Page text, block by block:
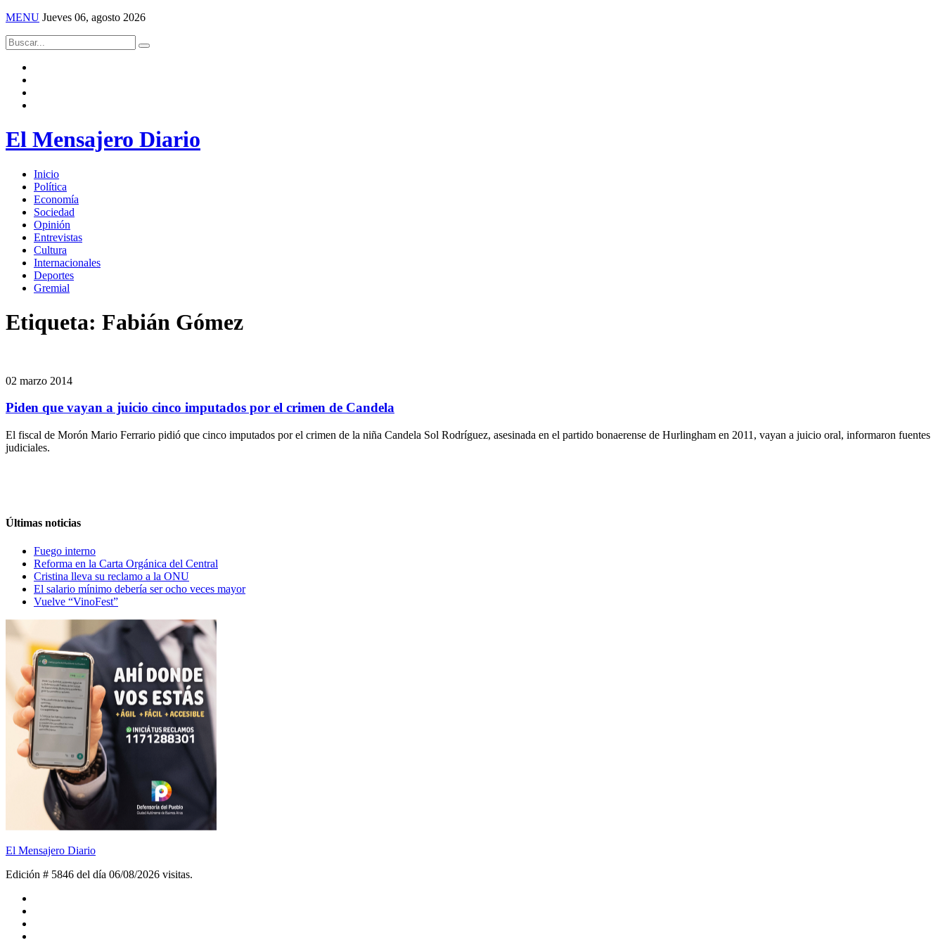
MENU Jueves 06, agosto 2026
El Mensajero Diario
Inicio
Política
Economía
Sociedad
Opinión
Entrevistas
Cultura
Internacionales
Deportes
Gremial
Etiqueta: Fabián Gómez
02 marzo 2014
Piden que vayan a juicio cinco imputados por el crimen de Candela
El fiscal de Morón Mario Ferrario pidió que cinco imputados por el crimen de la niña Candela Sol Rodríguez, asesinada en el partido bonaerense de Hurlingham en 2011, vayan a juicio oral, informaron fuentes
judiciales.
Últimas noticias
Fuego interno
Reforma en la Carta Orgánica del Central
Cristina lleva su reclamo a la ONU
El salario mínimo debería ser ocho veces mayor
Vuelve “VinoFest”
El Mensajero Diario
Edición # 5846 del día 06/08/2026 visitas.